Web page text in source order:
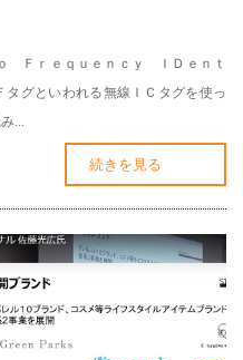
Ｆｒｅｑｕｅｎｃｙ ＩＤｅｎｔ
タグといわれる無線ＩＣタグを使っ
...
続きを見る